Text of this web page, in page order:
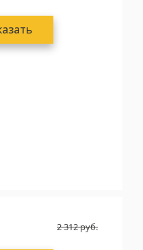
2 312руб.